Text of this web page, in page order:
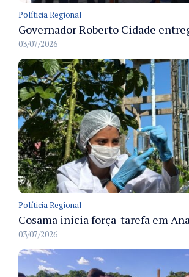
Políticia Regional
03/07/2026
Políticia Regional
03/07/2026